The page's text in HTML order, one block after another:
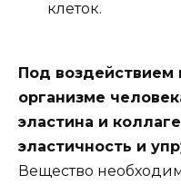
клеток.
Под воздействием
организме
эластина и
эластичность и
Вещество